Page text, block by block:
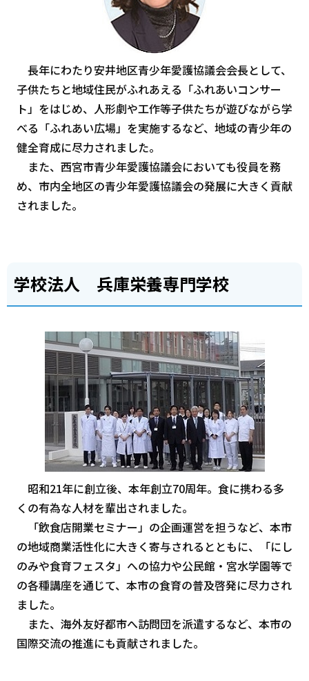
長年にわたり安井地区青少年愛護協議会会長として、
子供たちと地域住民がふれあえる「ふれあいコンサー
ト」をはじめ、人形劇や工作等子供たちが遊びながら学
べる「ふれあい広場」を実施するなど、地域の青少年の
健全育成に尽力されました。
また、西宮市青少年愛護協議会においても役員を務
め、市内全地区の青少年愛護協議会の発展に大きく貢献
されました。
学校法人 兵庫栄養専門学校
昭和21年に創立後、本年創立70周年。食に携わる多
くの有為な人材を輩出されました。
「飲食店開業セミナー」の企画運営を担うなど、本市
の地域商業活性化に大きく寄与されるとともに、「にし
のみや食育フェスタ」への協力や公民館・宮水学園等で
の各種講座を通じて、本市の食育の普及啓発に尽力され
ました。
また、海外友好都市へ訪問団を派遣するなど、本市の
国際交流の推進にも貢献されました。